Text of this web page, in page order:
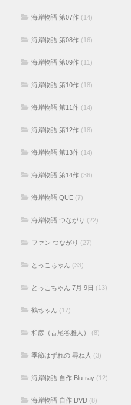
海岸物語 第07作 (14)
海岸物語 第08作 (16)
海岸物語 第09作 (11)
海岸物語 第10作 (18)
海岸物語 第11作 (14)
海岸物語 第12作 (18)
海岸物語 第13作 (14)
海岸物語 第14作 (36)
海岸物語 QUE (7)
海岸物語 つながり (22)
ファン つながり (27)
とっこちゃん (33)
とっこちゃん 7月 9日 (13)
鶴ちゃん (17)
和彦（古尾谷雅人） (8)
季節はずれの 尋ね人 (3)
海岸物語 自作 Blu-ray (12)
海岸物語 自作 DVD (8)